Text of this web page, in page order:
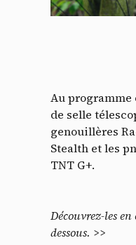
Au programme
de selle
genouillères
Stealth et les
TNT G+.
Découvrez-les
dessous. >>